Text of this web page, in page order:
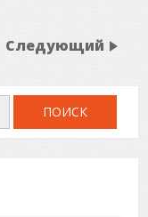
Следующий